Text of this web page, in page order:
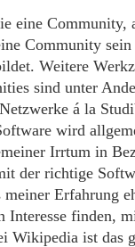
eine Community,
Community sein
Weitere
sind unter
á la
wird
Irrtum in
der richtige
Erfahrung
Interesse finden,
Wikipedia ist das